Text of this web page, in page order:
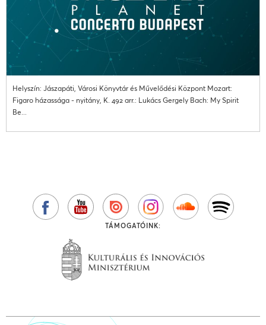
Helyszín: Jászapáti, Városi Könyvtár és Művelődési Központ Mozart:
Figaro házassága - nyitány, K. 492 arr.: Lukács Gergely Bach: My Spirit
Be...
TÁMOGATÓINK: